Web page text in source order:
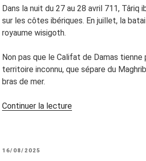
Dans la nuit du 27 au 28 avril 711,
sur les côtes ibériques. En juillet, la
royaume wisigoth.
Non pas que le Califat de Damas
territoire inconnu, que sépare du
bras de mer.
Continuer la lecturede
PUBLIÉ
16/08/2025